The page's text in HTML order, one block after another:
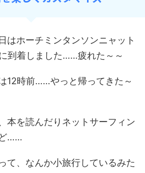
はホーチミンタンソンニャット
到着しました……疲れた～～
12時前……やっと帰ってきた～
本を読んだりネットサーフィン
……
て、なんか小旅行しているみた